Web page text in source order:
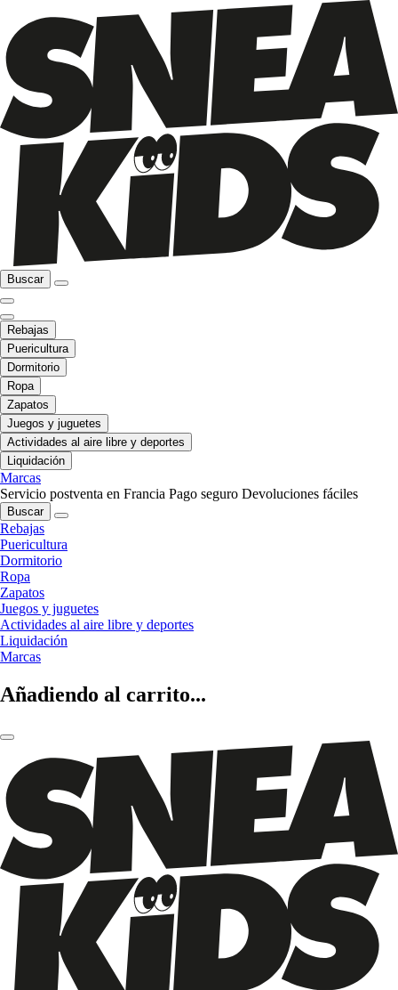
Buscar
Rebajas
Puericultura
Dormitorio
Ropa
Zapatos
Juegos y juguetes
Actividades al aire libre y deportes
Liquidación
Marcas
Servicio postventa en Francia Pago seguro Devoluciones fáciles
Buscar
Rebajas
Puericultura
Dormitorio
Ropa
Zapatos
Juegos y juguetes
Actividades al aire libre y deportes
Liquidación
Marcas
Añadiendo al carrito...